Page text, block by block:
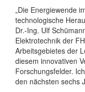
„Die Energiewende
technologische
Dr.-Ing. Ulf
Elektrotechnik der
Arbeitsgebietes der
diesem innovativen
Forschungsfelder.
den nächsten sechs